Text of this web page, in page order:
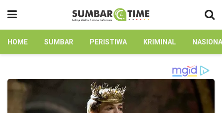
HOME SUMBAR PERISTIWA KRIMINAL